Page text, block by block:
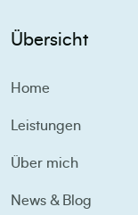
Übersicht
Home
Leistungen
Über mich
News & Blog